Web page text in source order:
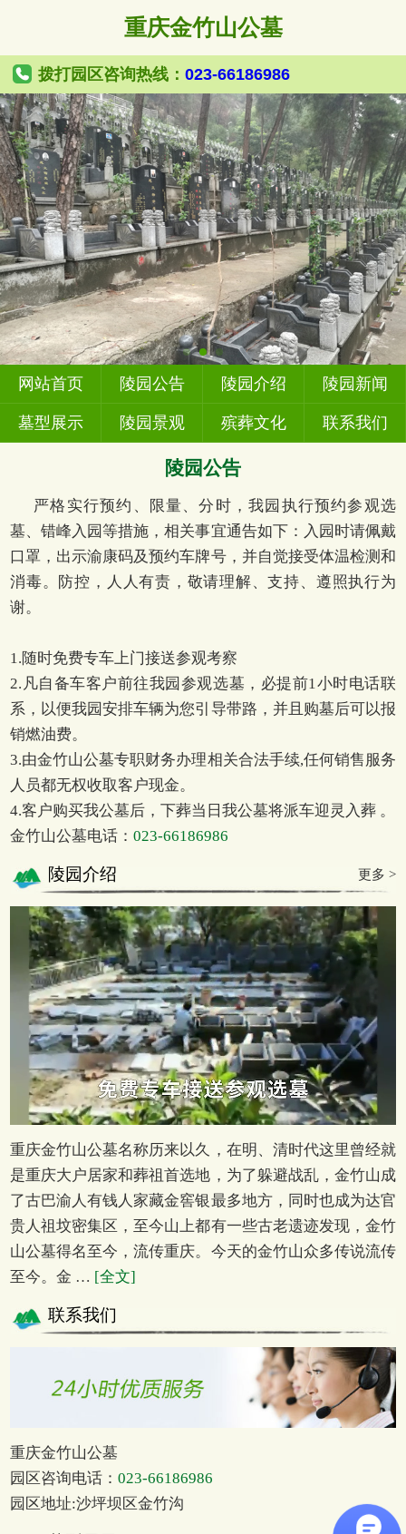
重庆金竹山公墓
拨打园区咨询热线： 023-66186986
网站首页 陵园公告 陵园介绍 陵园新闻
墓型展示 陵园景观 殡葬文化 联系我们
陵园公告
严格实行预约、限量、分时，我园执行预约参观选
墓、错峰入园等措施，相关事宜通告如下：入园时请佩戴
口罩，出示渝康码及预约车牌号，并自觉接受体温检测和
消毒。防控，人人有责，敬请理解、支持、遵照执行为
谢。
1.随时免费专车上门接送参观考察
2.凡自备车客户前往我园参观选墓，必提前1小时电话联
系，以便我园安排车辆为您引导带路，并且购墓后可以报
销燃油费。
3.由金竹山公墓专职财务办理相关合法手续,任何销售服务
人员都无权收取客户现金。
4.客户购买我公墓后，下葬当日我公墓将派车迎灵入葬 。
金竹山公墓电话：023-66186986
陵园介绍 更多 >
重庆金竹山公墓名称历来以久，在明、清时代这里曾经就
是重庆大户居家和葬祖首选地，为了躲避战乱，金竹山成
了古巴渝人有钱人家藏金窖银最多地方，同时也成为达官
贵人祖坟密集区，至今山上都有一些古老遗迹发现，金竹
山公墓得名至今，流传重庆。今天的金竹山众多传说流传
至今。金 … [全文]
联系我们
重庆金竹山公墓
园区咨询电话：023-66186986
园区地址:沙坪坝区金竹沟